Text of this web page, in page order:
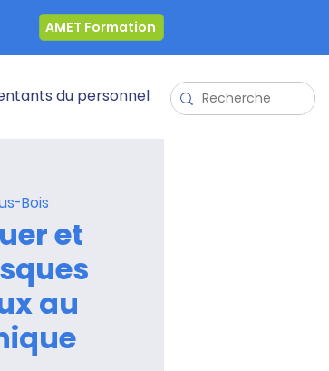
AMET Formation
du personnel
Bois
et
au